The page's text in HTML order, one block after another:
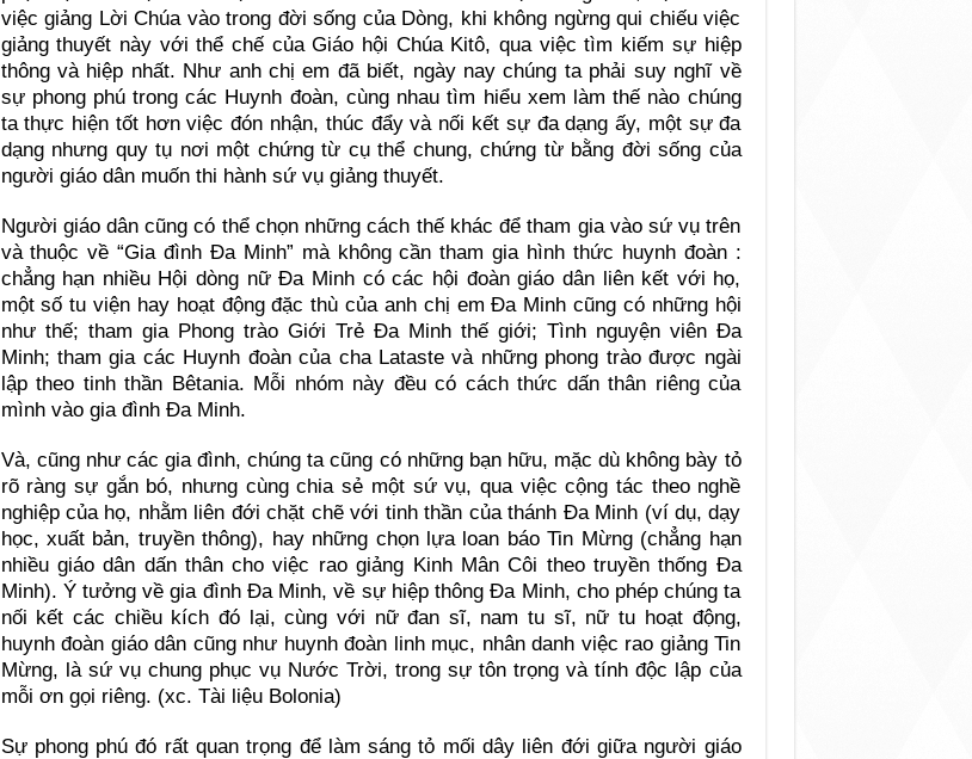
việc giảng Lời Chúa vào trong đời sống của Dòng, khi không ngừng qui chiếu việc
giảng thuyết này với thể chế của Giáo hội Chúa Kitô, qua việc tìm kiếm sự hiệp
thông và hiệp nhất. Như anh chị em đã biết, ngày nay chúng ta phải suy nghĩ về
sự phong phú trong các Huynh đoàn, cùng nhau tìm hiểu xem làm thế nào chúng
ta thực hiện tốt hơn việc đón nhận, thúc đẩy và nối kết sự đa dạng ấy, một sự đa
dạng nhưng quy tụ nơi một chứng từ cụ thể chung, chứng từ bằng đời sống của
người giáo dân muốn thi hành sứ vụ giảng thuyết.
Người giáo dân cũng có thể chọn những cách thế khác để tham gia vào sứ vụ trên
và thuộc về “Gia đình Đa Minh” mà không cần tham gia hình thức huynh đoàn :
chẳng hạn nhiều Hội dòng nữ Đa Minh có các hội đoàn giáo dân liên kết với họ,
một số tu viện hay hoạt động đặc thù của anh chị em Đa Minh cũng có những hội
như thế; tham gia Phong trào Giới Trẻ Đa Minh thế giới; Tình nguyện viên Đa
Minh; tham gia các Huynh đoàn của cha Lataste và những phong trào được ngài
lập theo tinh thần Bêtania. Mỗi nhóm này đều có cách thức dấn thân riêng của
mình vào gia đình Đa Minh.
Và, cũng như các gia đình, chúng ta cũng có những bạn hữu, mặc dù không bày tỏ
rõ ràng sự gắn bó, nhưng cùng chia sẻ một sứ vụ, qua việc cộng tác theo nghề
nghiệp của họ, nhằm liên đới chặt chẽ với tinh thần của thánh Đa Minh (ví dụ, dạy
học, xuất bản, truyền thông), hay những chọn lựa loan báo Tin Mừng (chẳng hạn
nhiều giáo dân dấn thân cho việc rao giảng Kinh Mân Côi theo truyền thống Đa
Minh). Ý tưởng về gia đình Đa Minh, về sự hiệp thông Đa Minh, cho phép chúng ta
nối kết các chiều kích đó lại, cùng với nữ đan sĩ, nam tu sĩ, nữ tu hoạt động,
huynh đoàn giáo dân cũng như huynh đoàn linh mục, nhân danh việc rao giảng Tin
Mừng, là sứ vụ chung phục vụ Nước Trời, trong sự tôn trọng và tính độc lập của
mỗi ơn gọi riêng. (xc. Tài liệu Bolonia)
Sự phong phú đó rất quan trọng để làm sáng tỏ mối dây liên đới giữa người giáo